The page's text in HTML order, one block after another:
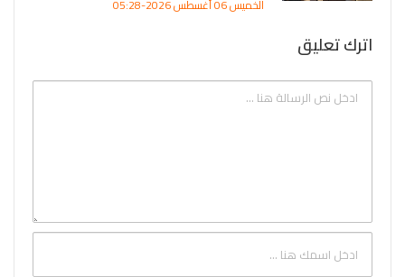
الخميس 06 أغسطس 2026-05:28
اترك تعليق